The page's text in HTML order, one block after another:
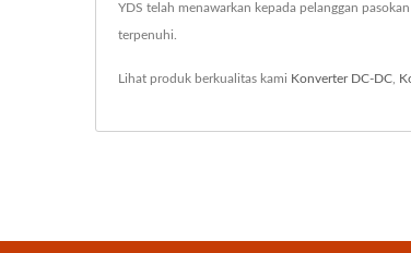
YDS telah menawarkan kepada pelanggan
terpenuhi.
Lihat produk berkualitas kami Konverter DC-DC